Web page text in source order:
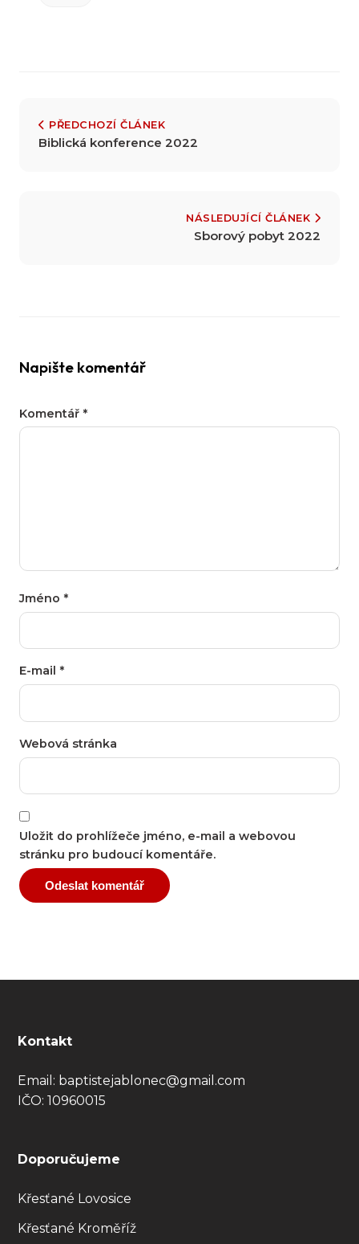
PŘEDCHOZÍ ČLÁNEK
Biblická konference 2022
NÁSLEDUJÍCÍ ČLÁNEK
Sborový pobyt 2022
Napište komentář
Komentář *
Jméno *
E-mail *
Webová stránka
Uložit do prohlížeče jméno, e-mail a webovou
stránku pro budoucí komentáře.
Kontakt
Email: baptistejablonec@gmail.com
IČO: 10960015
Doporučujeme
Křesťané Lovosice
Křesťané Kroměříž